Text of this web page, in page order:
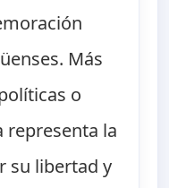
Más
o
representa la
su libertad y